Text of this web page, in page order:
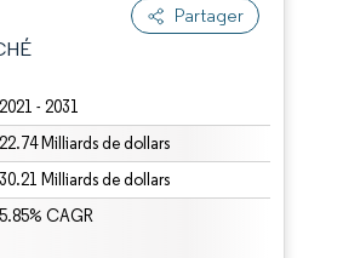
Partager
2021 - 2031
22.74 Milliards de dollars
30.21 Milliards de dollars
5.85% CAGR